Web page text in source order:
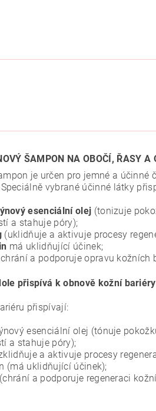
ŠAMPON NA OBOČÍ, ŘASY
je určen pro jemné a
vybrané účinné látky
esenciální olej (tonizuje
a stahuje póry);
(uklidňuje a aktivuje procesy
má uklidňující účinek;
a podporuje opravu kožních
přispívá k obnově kožní bariéry
přispívají:
esenciální olej (tónuje
a stahuje póry);
a aktivuje procesy
(má uklidňující účinek);
a podporuje regeneraci